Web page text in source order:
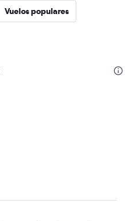
Vuelos populares